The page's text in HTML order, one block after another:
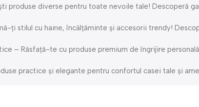
produse diverse pentru toate nevoile tale! Descoperă
ți stilul cu haine, încălțăminte și accesorii trendy!
– Răsfață-te cu produse premium de îngrijire
practice și elegante pentru confortul casei tale și